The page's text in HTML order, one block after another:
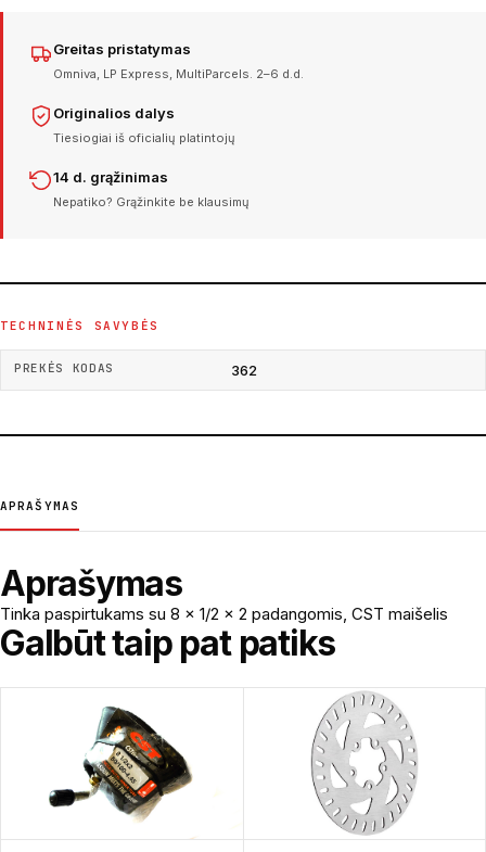
Greitas pristatymas
Omniva, LP Express, MultiParcels. 2–6 d.d.
Originalios dalys
Tiesiogiai iš oficialių platintojų
14 d. grąžinimas
Nepatiko? Grąžinkite be klausimų
TECHNINĖS SAVYBĖS
PREKĖS KODAS 362
APRAŠYMAS
Aprašymas
Tinka paspirtukams su 8 x 1/2 x 2 padangomis, CST maišelis
Galbūt taip pat patiks